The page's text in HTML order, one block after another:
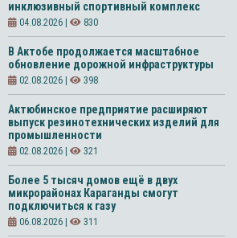
инклюзивный спортивный комплекс
04.08.2026 | 830
В Актобе продолжается масштабное
обновление дорожной инфраструктуры
02.08.2026 | 398
Актюбинское предприятие расширяют
выпуск резинотехнических изделий для
промышленности
02.08.2026 | 321
Более 5 тысяч домов ещё в двух
микрорайонах Караганды смогут
подключиться к газу
06.08.2026 | 311